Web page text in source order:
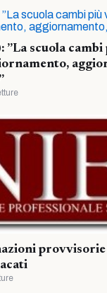
”La scuola